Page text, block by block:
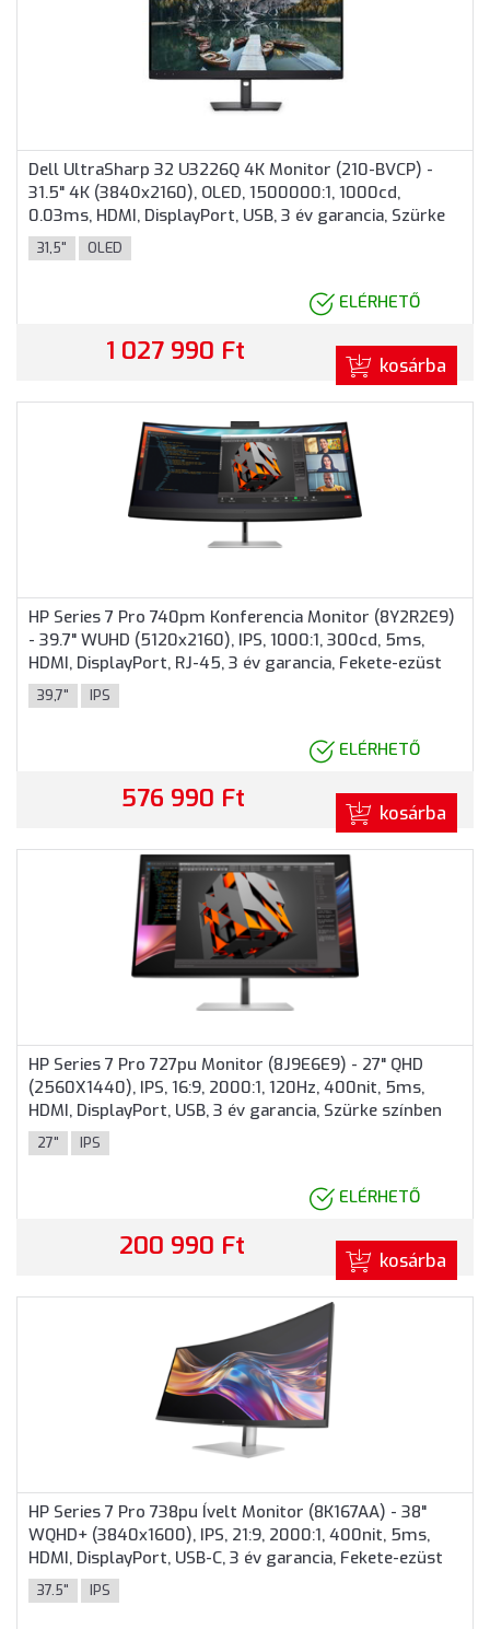
Dell UltraSharp 32 U3226Q 4K Monitor (210-BVCP) -
31.5" 4K (3840x2160), OLED, 1500000:1, 1000cd,
0.03ms, HDMI, DisplayPort, USB, 3 év garancia, Szürke
színben
31,5" OLED
ELÉRHETŐ
1 027 990 Ft kosárba
HP Series 7 Pro 740pm Konferencia Monitor (8Y2R2E9)
- 39.7" WUHD (5120x2160), IPS, 1000:1, 300cd, 5ms,
HDMI, DisplayPort, RJ-45, 3 év garancia, Fekete-ezüst
színben
39,7" IPS
ELÉRHETŐ
576 990 Ft kosárba
HP Series 7 Pro 727pu Monitor (8J9E6E9) - 27" QHD
(2560X1440), IPS, 16:9, 2000:1, 120Hz, 400nit, 5ms,
HDMI, DisplayPort, USB, 3 év garancia, Szürke színben
27" IPS
ELÉRHETŐ
200 990 Ft kosárba
HP Series 7 Pro 738pu Ívelt Monitor (8K167AA) - 38"
WQHD+ (3840x1600), IPS, 21:9, 2000:1, 400nit, 5ms,
HDMI, DisplayPort, USB-C, 3 év garancia, Fekete-ezüst
színben
37.5" IPS